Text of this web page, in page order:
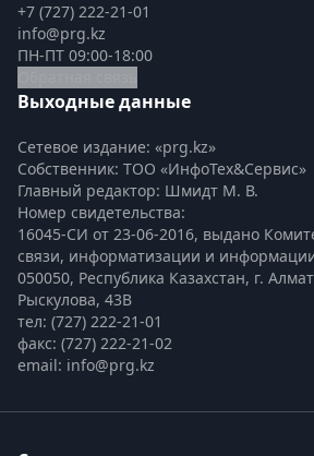
+7 (727) 222-21-01
info@prg.kz
ПН-ПТ 09:00-18:00
Выходные данные
Сетевое издание: «prg.kz»
Собственник: ТОО «ИнфоТех&Сервис»
Главный редактор: Шмидт М. В.
Номер свидетельства:
16045-СИ от 23-06-2016, выдано
связи, информатизации и
050050, Республика Казахстан, г.
Рыскулова, 43В
тел: (727) 222-21-01
факс: (727) 222-21-02
email: info@prg.kz